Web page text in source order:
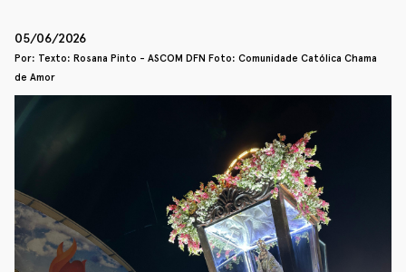
05/06/2026
Por: Texto: Rosana Pinto - ASCOM DFN Foto: Comunidade Católica Chama
de Amor